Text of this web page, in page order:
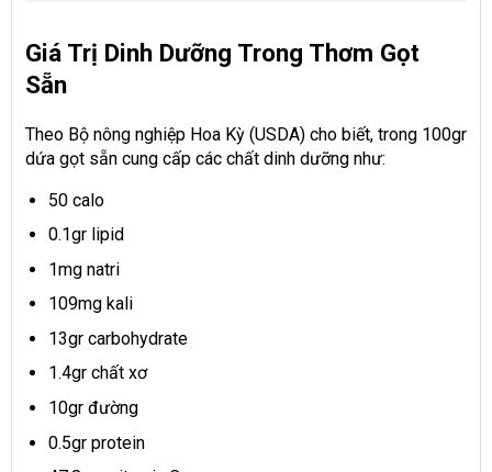
Giá Trị Dinh Dưỡng Trong Thơm Gọt
Sẵn
Theo Bộ nông nghiệp Hoa Kỳ (USDA) cho biết, trong 100gr
dứa gọt sẵn cung cấp các chất dinh dưỡng như:
50 calo
0.1gr lipid
1mg natri
109mg kali
13gr carbohydrate
1.4gr chất xơ
10gr đường
0.5gr protein